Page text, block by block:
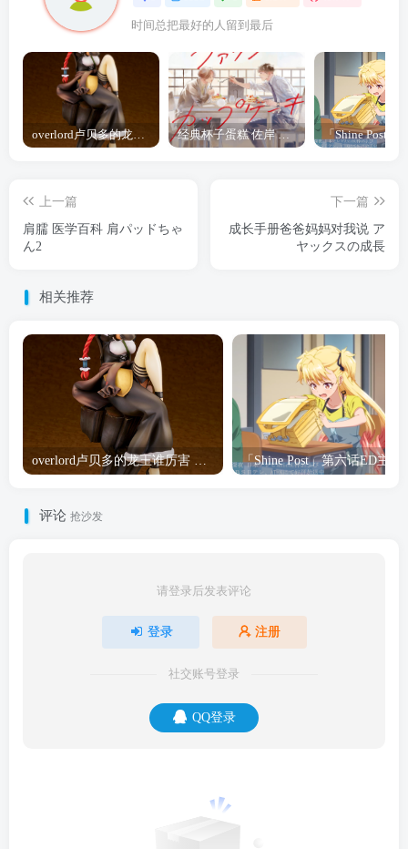
时间总把最好的人留到最后
overlord卢贝多的龙王谁厉害 「Overlord」露普斯蕾琪娜·贝塔手办开订 经典杯子蛋糕 佐岸 漫画「经典杯子蛋糕」宣布真人日剧化
上一篇
肩臑 医学百科 肩パッドちゃ
ん2
下一篇
成长手册爸爸妈妈对我说 ア
ヤックスの成長
相关推荐
overlord卢贝多的龙王谁厉害 「Overlord」露普斯蕾琪娜·贝塔手办开订
评论 抢沙发
请登录后发表评论
登录 注册
社交账号登录
QQ登录